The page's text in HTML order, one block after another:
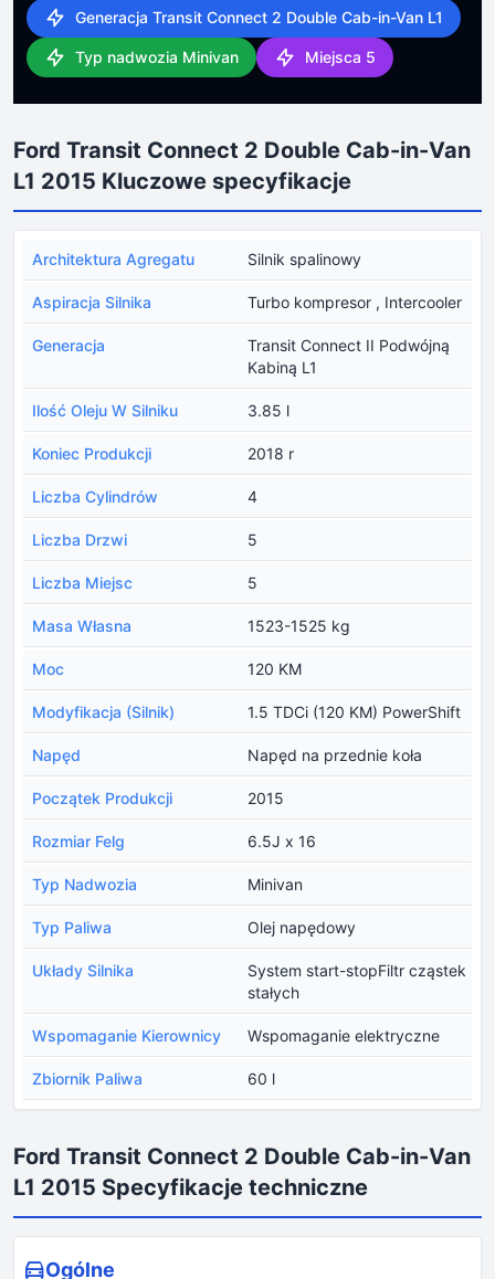
Generacja Transit Connect 2 Double Cab-in-Van L1
Typ nadwozia Minivan Miejsca 5
Ford Transit Connect 2 Double Cab-in-Van
L1 2015 Kluczowe specyfikacje
Architektura Agregatu Silnik spalinowy
Aspiracja Silnika Turbo kompresor , Intercooler
Generacja
Transit Connect II Podwójną
Kabiną L1
Ilość Oleju W Silniku 3.85 l
Koniec Produkcji 2018 r
Liczba Cylindrów 4
Liczba Drzwi 5
Liczba Miejsc 5
Masa Własna 1523-1525 kg
Moc 120 KM
Modyfikacja (Silnik) 1.5 TDCi (120 KM) PowerShift
Napęd Napęd na przednie koła
Początek Produkcji 2015
Rozmiar Felg 6.5J x 16
Typ Nadwozia Minivan
Typ Paliwa Olej napędowy
Układy Silnika
System start-stopFiltr cząstek
stałych
Wspomaganie Kierownicy Wspomaganie elektryczne
Zbiornik Paliwa 60 l
Ford Transit Connect 2 Double Cab-in-Van
L1 2015 Specyfikacje techniczne
Ogólne